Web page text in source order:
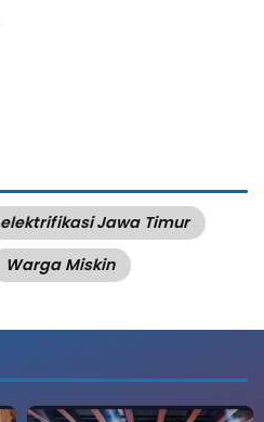
elektrifikasi Jawa Timur
Warga Miskin